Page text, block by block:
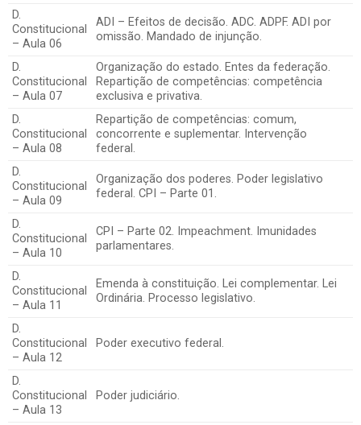
D.
Constitucional
– Aula 06
ADI – Efeitos de decisão. ADC. ADPF. ADI por
omissão. Mandado de injunção.
D.
Constitucional
– Aula 07
Organização do estado. Entes da federação.
Repartição de competências: competência
exclusiva e privativa.
D.
Constitucional
– Aula 08
Repartição de competências: comum,
concorrente e suplementar. Intervenção
federal.
D.
Constitucional
– Aula 09
Organização dos poderes. Poder legislativo
federal. CPI – Parte 01.
D.
Constitucional
– Aula 10
CPI – Parte 02. Impeachment. Imunidades
parlamentares.
D.
Constitucional
– Aula 11
Emenda à constituição. Lei complementar. Lei
Ordinária. Processo legislativo.
D.
Constitucional
– Aula 12
Poder executivo federal.
D.
Constitucional
– Aula 13
Poder judiciário.